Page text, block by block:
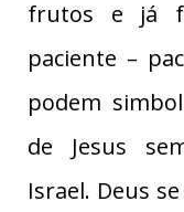
frutos e já
paciente –
podem
de Jesus
Israel. Deus